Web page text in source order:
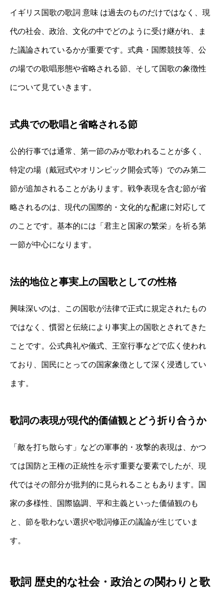
イギリス国歌の歌詞 意味 は過去のものだけではなく、現
代の社会、政治、文化の中でどのように受け継がれ、ま
た議論されているかが重要です。式典・国際競技等、公
の場での歌唱形態や省略される節、そして国歌の象徴性
について見ていきます。
式典での歌唱と省略される節
公的行事では通常、第一節のみが歌われることが多く、
特定の場（戴冠式やオリンピック開会式等）でのみ第二
節が追加されることがあります。戦争表現を含む節が省
略されるのは、現代の国際的・文化的な配慮に対応して
のことです。基本的には「君主と国家の繁栄」を祈る第
一節が中心になります。
法的地位と事実上の国歌としての性格
興味深いのは、この国歌が法律で正式に規定されたもの
ではなく、慣習と伝統により事実上の国歌とされてきた
ことです。公式典礼や儀式、王室行事などで広く使われ
ており、国民にとっての国家象徴として深く浸透してい
ます。
歌詞の表現が現代的価値観とどう折り合うか
「敵を打ち散らす」などの軍事的・攻撃的表現は、かつ
ては国防と王権の正統性を示す重要な要素でしたが、現
代ではその部分が批判的に見られることもあります。国
家の多様性、国際協調、平和主義といった価値観のも
と、節を歌わない選択や歌詞修正の議論が生じていま
す。
歌詞 歴史的な社会・政治との関わりと歌